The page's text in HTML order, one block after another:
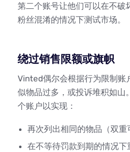
第二个账号让他们可以在不破
粉丝混淆的情况下测试市场。
绕过销售限额或旗帜
Vinted偶尔会根据行为限制
似物品过多，或投诉堆积如山
个账户以实现：
再次列出相同的物品（双重
在不等待罚款到期的情况下